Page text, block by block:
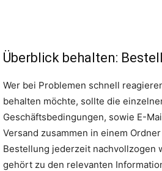
Überblick behalten:
Wer bei Problemen schnell
behalten möchte, sollte die
Geschäftsbedingungen, sowie E-
Versand zusammen in einem
Bestellung jederzeit nachvollzogen
gehört zu den relevanten